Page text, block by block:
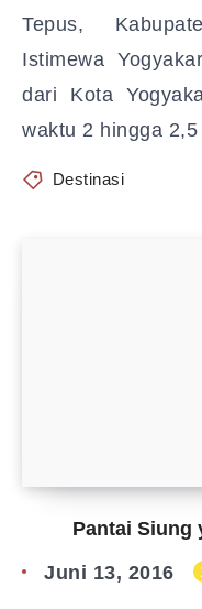
Tepus,
Istimewa
dari Kota
waktu 2 hingga
Destinasi
Pantai Siung
Juni 13, 2016